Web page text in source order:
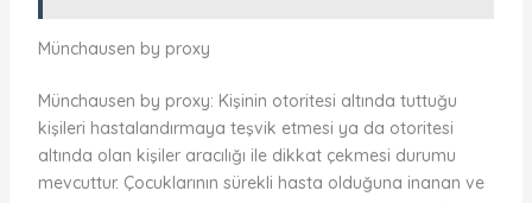
Münchausen by proxy
Münchausen by proxy: Kişinin otoritesi altında tuttuğu
kişileri hastalandırmaya teşvik etmesi ya da otoritesi
altında olan kişiler aracılığı ile dikkat çekmesi durumu
mevcuttur. Çocuklarının sürekli hasta olduğuna inanan ve